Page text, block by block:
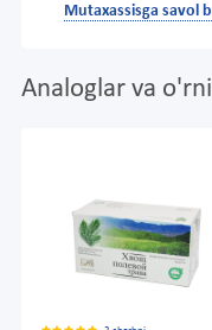
Mutaxassisga savol
Analoglar va